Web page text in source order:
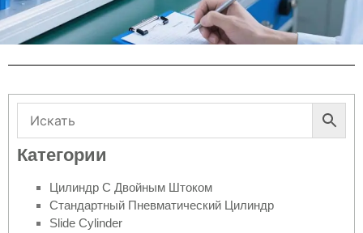
Категории
Цилиндр С Двойным Штоком
Стандартный Пневматический Цилиндр
Slide Cylinder